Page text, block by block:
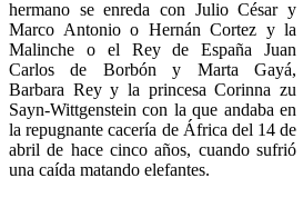
hermano se enreda con Julio César y
Marco Antonio o Hernán Cortez y la
Malinche o el Rey de España Juan
Carlos de Borbón y Marta Gayá,
Barbara Rey y la princesa Corinna zu
Sayn-Wittgenstein con la que andaba en
la repugnante cacería de África del 14 de
abril de hace cinco años, cuando sufrió
una caída matando elefantes.